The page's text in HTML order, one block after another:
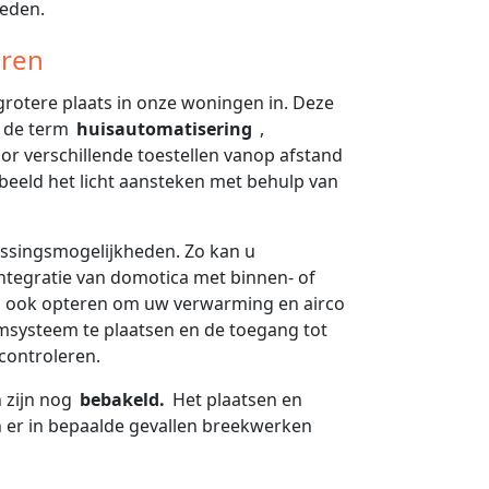
plaats in onze woningen in. Deze
term huisautomatisering ,
verschillende toestellen vanop afstand
het licht aansteken met behulp van
Zo kan u
van domotica met binnen- of
opteren om uw verwarming en airco
te plaatsen en de toegang tot
zijn nog bebakeld. Het plaatsen en
in bepaalde gevallen breekwerken